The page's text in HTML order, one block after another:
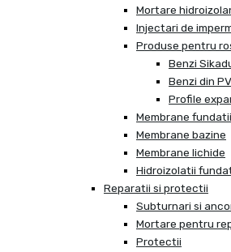
Mortare
Injectari de
Produse pentru
Benzi
Benzi din
Profile
Membrane fundatii
Membrane bazine
Membrane lichide
Hidroizolatii
Reparatii si protectii
Subturnari si
Mortare pentru
Protectii